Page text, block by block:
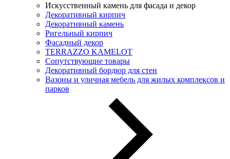
Искусственный камень для фасада и декор
Декоративный кирпич
Декоративный камень
Ригельный кирпич
Фасадный декор
TERRAZZO KAMELOT
Сопутствующие товары
Декоративный бордюр для стен
Вазоны и уличная мебель для жилых комплексов и
парков